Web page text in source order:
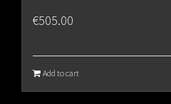
€505.00
Add to cart